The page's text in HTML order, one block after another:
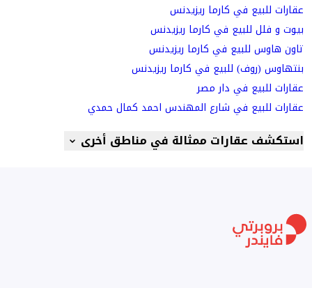
عقارات للبيع في كارما ريزيدنس
بيوت و فلل للبيع في كارما ريزيدنس
تاون هاوس للبيع في كارما ريزيدنس
بنتهاوس (روف) للبيع في كارما ريزيدنس
عقارات للبيع في دار مصر
عقارات للبيع في شارع المهندس احمد كمال حمدي
استكشف عقارات ممثالة في مناطق أخرى